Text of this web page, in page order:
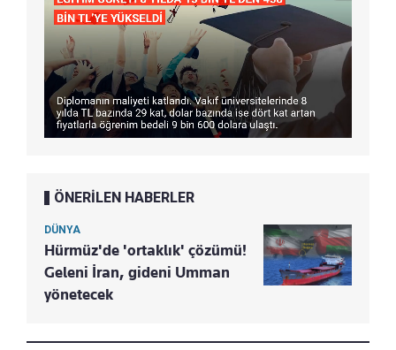
ÖNERİLEN HABERLER
DÜNYA
Hürmüz'de 'ortaklık' çözümü!
Geleni İran, gideni Umman
yönetecek